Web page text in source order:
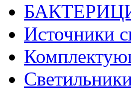
Источники